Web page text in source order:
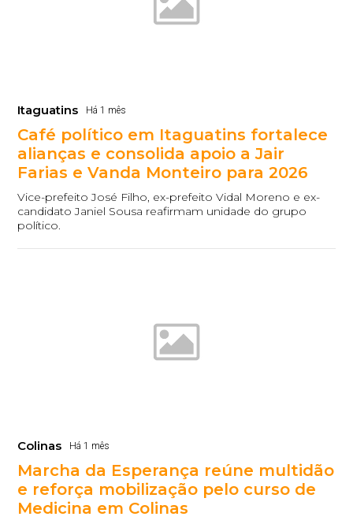
Itaguatins Há 1 mês
Café político em Itaguatins fortalece
alianças e consolida apoio a Jair
Farias e Vanda Monteiro para 2026
Vice-prefeito José Filho, ex-prefeito Vidal Moreno e ex-
candidato Janiel Sousa reafirmam unidade do grupo
político.
Colinas Há 1 mês
Marcha da Esperança reúne multidão
e reforça mobilização pelo curso de
Medicina em Colinas